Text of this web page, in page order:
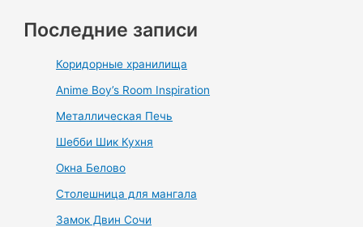
Последние записи
Коридорные хранилища
Anime Boy’s Room Inspiration
Металлическая Печь
Шебби Шик Кухня
Окна Белово
Столешница для мангала
Замок Двин Сочи